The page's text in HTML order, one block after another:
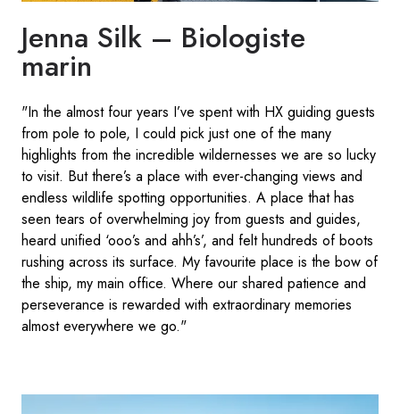
Jenna Silk – Biologiste
marin
"In the almost four years I’ve spent with HX guiding guests
from pole to pole, I could pick just one of the many
highlights from the incredible wildernesses we are so lucky
to visit. But there’s a place with ever-changing views and
endless wildlife spotting opportunities. A place that has
seen tears of overwhelming joy from guests and guides,
heard unified ‘ooo’s and ahh’s’, and felt hundreds of boots
rushing across its surface. My favourite place is the bow of
the ship, my main office. Where our shared patience and
perseverance is rewarded with extraordinary memories
almost everywhere we go."